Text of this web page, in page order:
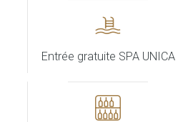
Entrée gratuite SPA UNICA